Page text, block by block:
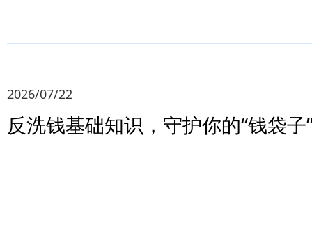
2026/07/22
反洗钱基础知识，守护你的“钱袋子